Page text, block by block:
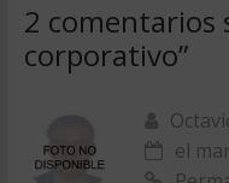
2 comentarios
corporativo”
el